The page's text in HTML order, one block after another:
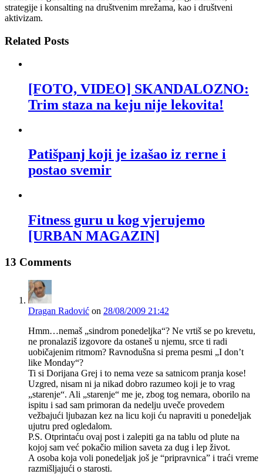
strategije i konsalting na društvenim mrežama, kao i društveni
aktivizam.
Related Posts
[FOTO, VIDEO] SKANDALOZNO:
Trim staza na keju nije lekovita!
Patišpanj koji je izašao iz rerne i
postao svemir
Fitness guru u kog vjerujemo
[URBAN MAGAZIN]
13 Comments
Dragan Radović on 28/08/2009 21:42
Hmm…nemaš „sindrom ponedeljka“? Ne vrtiš se po krevetu,
ne pronalaziš izgovore da ostaneš u njemu, srce ti radi
uobičajenim ritmom? Ravnodušna si prema pesmi „I don’t
like Monday“?
Ti si Dorijana Grej i to nema veze sa satnicom pranja kose!
Uzgred, nisam ni ja nikad dobro razumeo koji je to vrag
„starenje“. Ali „starenje“ me je, zbog tog nemara, oborilo na
ispitu i sad sam primoran da nedelju uveče provedem
vežbajući ljubazan kez na licu koji ću napraviti u ponedeljak
ujutru pred ogledalom.
P.S. Otprintaću ovaj post i zalepiti ga na tablu od plute na
kojoj sam već pokačio milion saveta za dug i lep život.
A osoba koja voli ponedeljak još je “pripravnica” i traći vreme
razmišljajući o starosti.